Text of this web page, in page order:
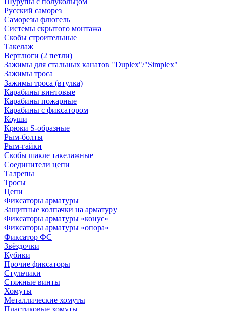
Русский саморез
Саморезы флюгель
Системы скрытого монтажа
Скобы строительные
Такелаж
Вертлюги (2 петли)
Зажимы для стальных канатов "Duplex"/"Simplex"
Зажимы троса
Зажимы троса (втулка)
Карабины винтовые
Карабины пожарные
Карабины с фиксатором
Коуши
Крюки S-образные
Рым-болты
Рым-гайки
Скобы шакле такелажные
Соединители цепи
Талрепы
Тросы
Цепи
Фиксаторы арматуры
Защитные колпачки на арматуру
Фиксаторы арматуры «конус»
Фиксаторы арматуры «опора»
Фиксатор ФС
Звёздочки
Кубики
Прочие фиксаторы
Стульчики
Стяжные винты
Хомуты
Металлические хомуты
Пластиковые хомуты